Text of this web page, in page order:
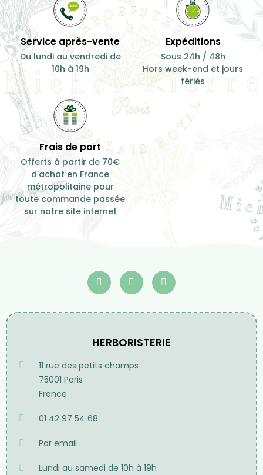
Service après-vente
Du lundi au vendredi de
10h à 19h
Expéditions
Sous 24h / 48h
Hors week-end et jours
fériés
Frais de port
Offerts à partir de 70€
d'achat en France
métropolitaine pour
toute commande passée
sur notre site internet
HERBORISTERIE
11 rue des petits champs
75001 Paris
France
01 42 97 54 68
Par email
Lundi au samedi de 10h à 19h